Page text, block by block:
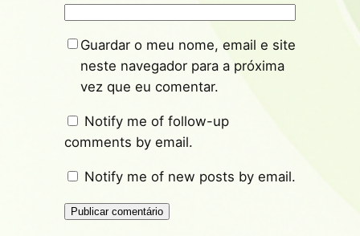
Guardar o meu nome, email e site
neste navegador para a próxima
vez que eu comentar.
Notify me of follow-up
comments by email.
Notify me of new posts by email.